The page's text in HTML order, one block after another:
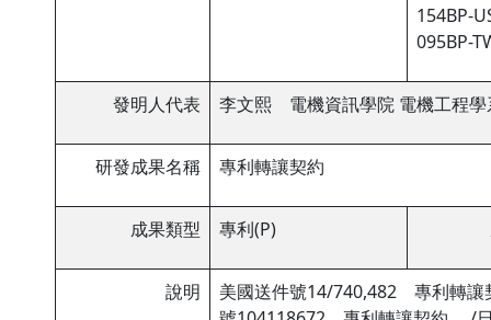
154BP-
095BP-
發明人代表 李文熙 電機資訊學院 電機工程學
研發成果名稱 專利轉讓契約
成果類型 專利(P)
說明
美國送件號14/740,482 專利轉